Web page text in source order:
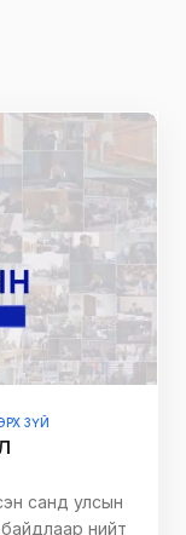
ЗҮЙ
санд улсын
нийт